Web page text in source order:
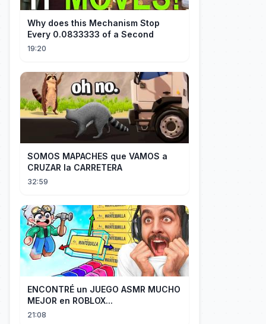
Why does this Mechanism Stop
Every 0.0833333 of a Second
19:20
SOMOS MAPACHES que VAMOS a
CRUZAR la CARRETERA
32:59
ENCONTRÉ un JUEGO ASMR MUCHO
MEJOR en ROBLOX...
21:08